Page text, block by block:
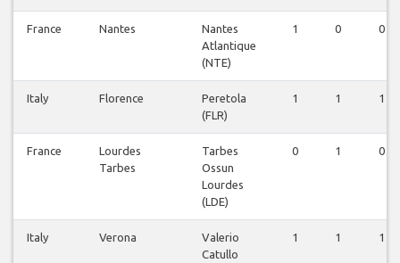
France Nantes
Nantes
Atlantique
(NTE)
1 0 0
Italy Florence
Peretola
(FLR)
1 1 1
France
Lourdes
Tarbes
Tarbes
Ossun
Lourdes
(LDE)
0 1 0
Italy Verona
Valerio
Catullo
1 1 1